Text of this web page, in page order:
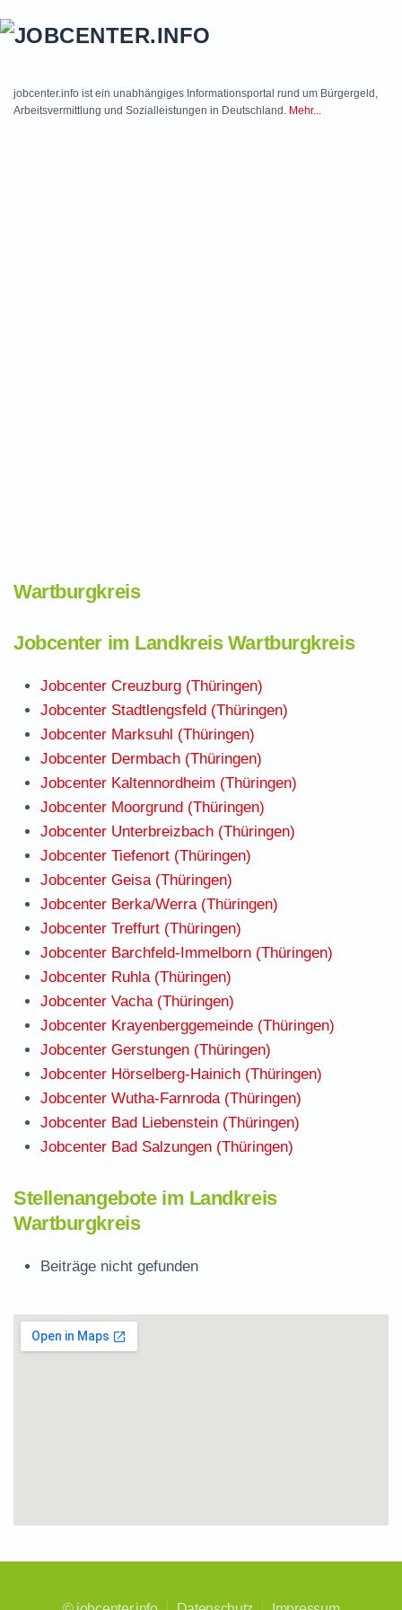
jobcenter.info ist ein unabhängiges Informationsportal rund um Bürgergeld,
Arbeitsvermittlung und Sozialleistungen in Deutschland. Mehr...
Wartburgkreis
Jobcenter im Landkreis Wartburgkreis
Jobcenter Creuzburg (Thüringen)
Jobcenter Stadtlengsfeld (Thüringen)
Jobcenter Marksuhl (Thüringen)
Jobcenter Dermbach (Thüringen)
Jobcenter Kaltennordheim (Thüringen)
Jobcenter Moorgrund (Thüringen)
Jobcenter Unterbreizbach (Thüringen)
Jobcenter Tiefenort (Thüringen)
Jobcenter Geisa (Thüringen)
Jobcenter Berka/Werra (Thüringen)
Jobcenter Treffurt (Thüringen)
Jobcenter Barchfeld-Immelborn (Thüringen)
Jobcenter Ruhla (Thüringen)
Jobcenter Vacha (Thüringen)
Jobcenter Krayenberggemeinde (Thüringen)
Jobcenter Gerstungen (Thüringen)
Jobcenter Hörselberg-Hainich (Thüringen)
Jobcenter Wutha-Farnroda (Thüringen)
Jobcenter Bad Liebenstein (Thüringen)
Jobcenter Bad Salzungen (Thüringen)
Stellenangebote im Landkreis
Wartburgkreis
Beiträge nicht gefunden